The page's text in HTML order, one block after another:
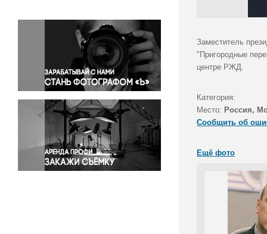
Окружающая среда
Политика
Правосудие
Происшествия и конфликты
Религия
Светская жизнь
Спорт
Экология
Экономика и бизнес
Заместитель
"Пригородные
центре РЖД.
Категория:
Место: Россия,
Сообщить об
Ещё фото